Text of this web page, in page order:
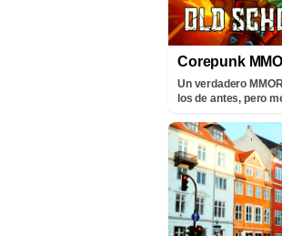
Corepunk
Un verdadero
los de antes, pero